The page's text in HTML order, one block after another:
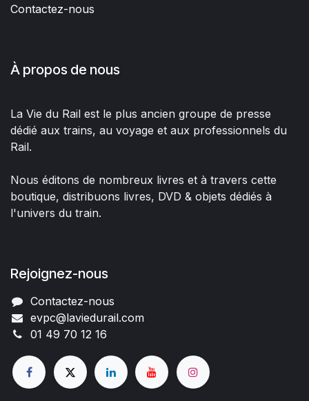
Contactez-nous
À propos de nous
La Vie du Rail est le plus ancien groupe de presse
dédié aux trains, au voyage et aux professionnels du
Rail.
Nous éditons de nombreux livres et à travers cette
boutique, distribuons livres, DVD & objets dédiés à
l'univers du train.
Rejoignez-nous
Contactez-nous
evpc@laviedurail.com
01 49 70 12 16